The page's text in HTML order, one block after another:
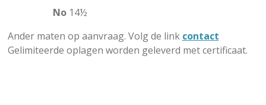
No 14½
Ander maten op aanvraag. Volg de link contact
Gelimiteerde oplagen worden geleverd met certificaat.